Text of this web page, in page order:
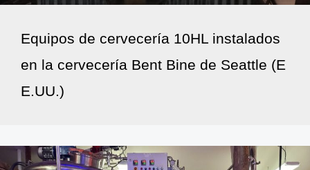
Equipos de cervecería 10HL instalados
en la cervecería Bent Bine de Seattle (E
E.UU.)